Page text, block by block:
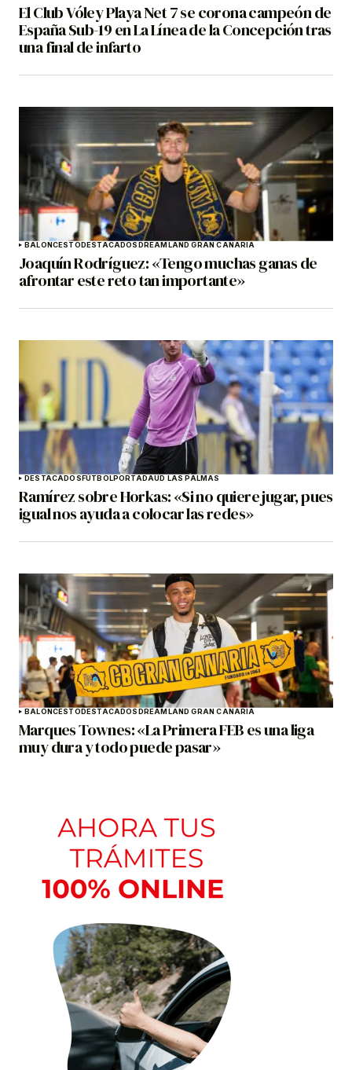
El Club Vóley Playa Net 7 se corona campeón de
España Sub-19 en La Línea de la Concepción tras
una final de infarto
BALONCESTODESTACADOSDREAMLAND GRAN CANARIA
Joaquín Rodríguez: «Tengo muchas ganas de
afrontar este reto tan importante»
DESTACADOSFÚTBOLPORTADAUD LAS PALMAS
Ramírez sobre Horkas: «Si no quiere jugar, pues
igual nos ayuda a colocar las redes»
BALONCESTODESTACADOSDREAMLAND GRAN CANARIA
Marques Townes: «La Primera FEB es una liga
muy dura y todo puede pasar»